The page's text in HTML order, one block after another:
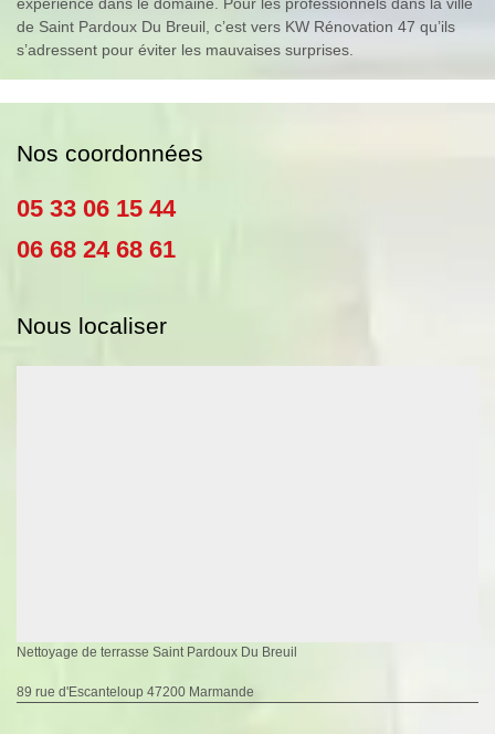
expérience dans le domaine. Pour les professionnels dans la ville
de Saint Pardoux Du Breuil, c’est vers KW Rénovation 47 qu’ils
s’adressent pour éviter les mauvaises surprises.
Nos coordonnées
05 33 06 15 44
06 68 24 68 61
Nous localiser
Nettoyage de terrasse Saint Pardoux Du Breuil
89 rue d'Escanteloup 47200 Marmande